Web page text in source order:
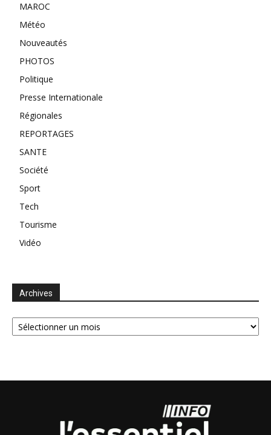
MAROC
Météo
Nouveautés
PHOTOS
Politique
Presse Internationale
Régionales
REPORTAGES
SANTE
Société
Sport
Tech
Tourisme
Vidéo
Archives
Archives